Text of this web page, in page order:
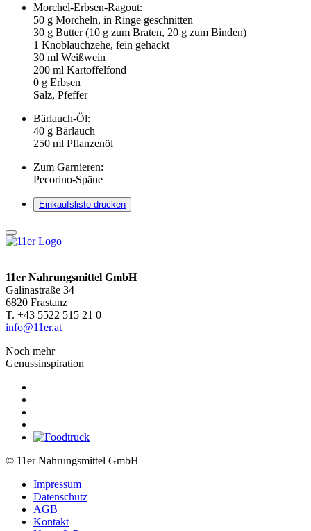
Morchel-Erbsen-Ragout:
50 g Morcheln, in Ringe geschnitten
30 g Butter (10 g zum Braten, 20 g zum Binden)
1 Knoblauchzehe, fein gehackt
30 ml Weißwein
200 ml Kartoffelfond
0 g Erbsen
Salz, Pfeffer
Bärlauch-Öl:
40 g Bärlauch
250 ml Pflanzenöl
Zum Garnieren:
Pecorino-Späne
Einkaufsliste drucken
11er Nahrungsmittel GmbH
Galinastraße 34
6820 Frastanz
T. +43 5522 515 21 0
info@11er.at
Noch mehr
Genussinspiration
© 11er Nahrungsmittel GmbH
Impressum
Datenschutz
AGB
Kontakt